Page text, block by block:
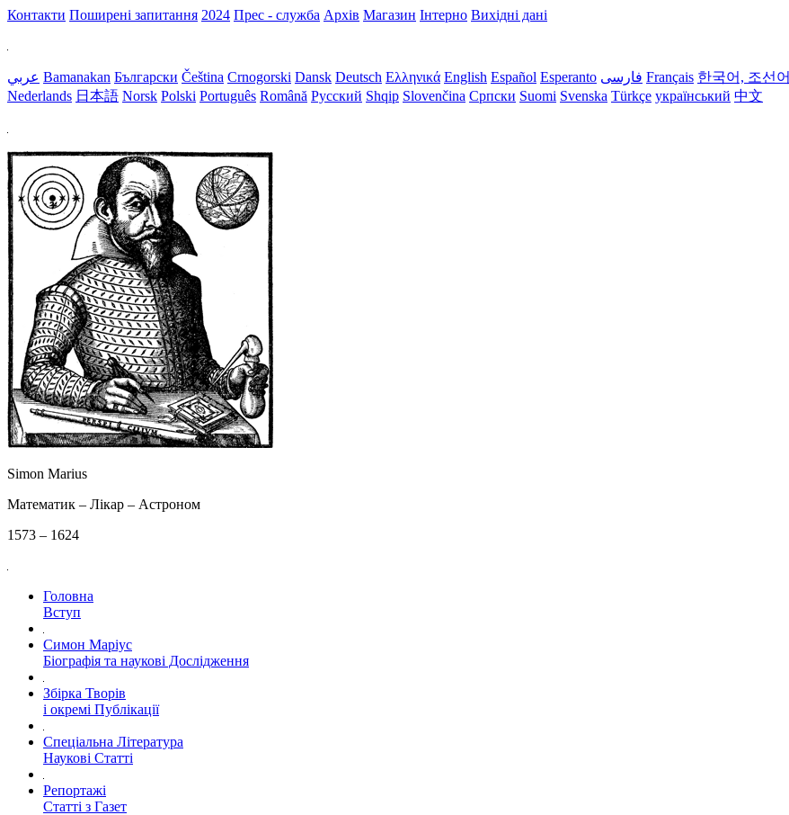
Контакти Поширені запитання 2024 Прес - служба Архів Магазин Інтерно Вихідні дані
عربي Bamanakan Български Čeština Crnogorski Dansk Deutsch Ελληνικά English Español Esperanto فارسی Français 한국어, 조선어
Nederlands 日本語 Norsk Polski Português Română Русский Shqip Slovenčina Српски Suomi Svenska Türkçe український 中文
Simon Marius
Математик – Лікар – Астроном
1573 – 1624
Головна
Вступ
Симон Маріус
Біографія та наукові Дослідження
Збірка Творів
і окремі Публікації
Спеціальна Література
Наукові Статті
Репортажі
Статті з Газет